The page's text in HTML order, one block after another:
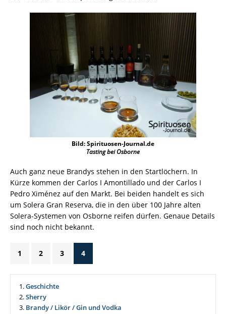
Bild: Spirituosen-Journal.de
Tasting bei Osborne
Auch ganz neue Brandys stehen in den Startlöchern. In
Kürze kommen der Carlos I Amontillado und der Carlos I
Pedro Ximénez auf den Markt. Bei beiden handelt es sich
um Solera Gran Reserva, die in den über 100 Jahre alten
Solera-Systemen von Osborne reifen dürfen. Genaue Details
sind noch nicht bekannt.
1 2 3 4
1.Geschichte
2.Sherry
3. Brandy / Likör / Gin und Vodka